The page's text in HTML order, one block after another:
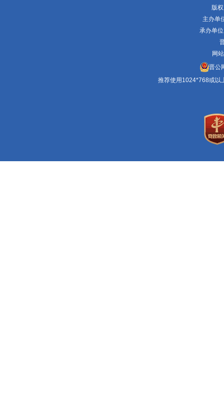
版
主办单
承办单
网
晋公
推荐使用1024*768或以